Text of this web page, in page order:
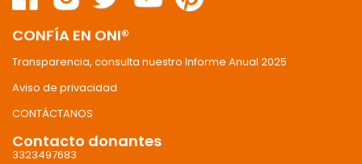
CONFÍA EN ONI®
Transparencia, consulta nuestro Informe Anual 2025
Aviso de privacidad
CONTÁCTANOS
Contacto donantes
3323497683